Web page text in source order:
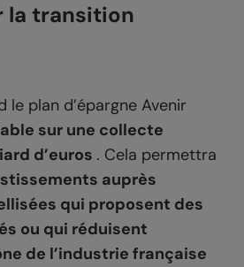
la transition
plan d’épargne Avenir
sur une collecte
d’euros . Cela permettra
auprès
qui proposent des
ou qui réduisent
de l’industrie française